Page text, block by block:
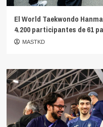
El World Taekwondo
4.200 participantes de 61
MASTKD